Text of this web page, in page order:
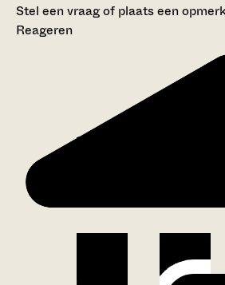
Stel een vraag of plaats een
Reageren